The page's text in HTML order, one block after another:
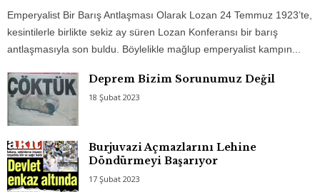
Emperyalist Bir Barış Antlaşması Olarak Lozan 24 Temmuz 1923’te,
kesintilerle birlikte sekiz ay süren Lozan Konferansı bir barış
antlaşmasıyla son buldu. Böylelikle mağlup emperyalist kampın...
Deprem Bizim Sorunumuz Değil
18 Şubat 2023
Burjuvazi Açmazlarını Lehine
Döndürmeyi Başarıyor
17 Şubat 2023